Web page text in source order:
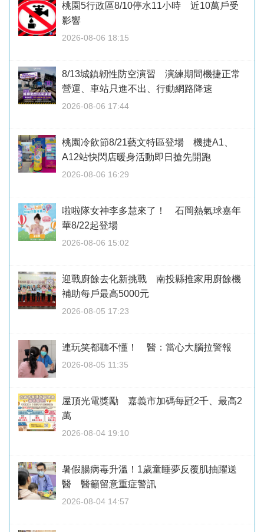
桃園5行政區8/10停水11小時 近10萬戶受
影響
2026-08-06 18:15
8/13城鎮韌性防空演習 演練期間機捷正常
營運、車站只進不出、行動網路降速
2026-08-06 17:44
桃園冷飲節8/21藝文特區登場 機捷A1、
A12站快閃店暖身活動即日搶先開跑
2026-08-06 16:29
啦啦隊女神李多慧來了！ 石岡熱氣球嘉年
華8/22起登場
2026-08-06 15:02
迎戰廚餘去化新挑戰 南投縣推家用廚餘機
補助每戶最高5000元
2026-08-05 17:23
連玩笑都聽不懂！ 醫：當心大腦拉警報
2026-08-05 11:35
屋頂光電獎勵 嘉義市加碼每瓩2千、最高2
萬
2026-08-04 19:10
暑假腸病毒升溫！1歲童睡夢反覆肌抽躍送
醫 醫籲留意重症警訊
2026-08-04 14:57